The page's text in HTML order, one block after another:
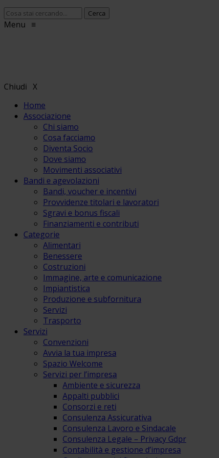
Menu ≡
Chiudi X
Home
Associazione
Chi siamo
Cosa facciamo
Diventa Socio
Dove siamo
Movimenti associativi
Bandi e agevolazioni
Bandi, voucher e incentivi
Provvidenze titolari e lavoratori
Sgravi e bonus fiscali
Finanziamenti e contributi
Categorie
Alimentari
Benessere
Costruzioni
Immagine, arte e comunicazione
Impiantistica
Produzione e subfornitura
Servizi
Trasporto
Servizi
Convenzioni
Avvia la tua impresa
Spazio Welcome
Servizi per l’impresa
Ambiente e sicurezza
Appalti pubblici
Consorzi e reti
Consulenza Assicurativa
Consulenza Lavoro e Sindacale
Consulenza Legale – Privacy Gdpr
Contabilità e gestione d’impresa